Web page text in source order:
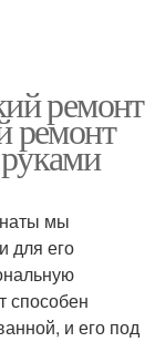
ремонт
ремонт
мы
для его
способен
и его под